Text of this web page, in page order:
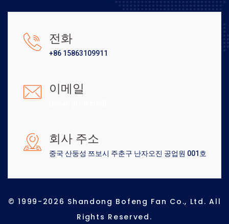
전화
+86 15863109911
이메일
회사 주소
중국 산둥성 쯔보시 주춘구 난자오진 공업원 001호
© 1999-2026 Shandong Bofeng Fan Co., Ltd. All
Rights Reserved.